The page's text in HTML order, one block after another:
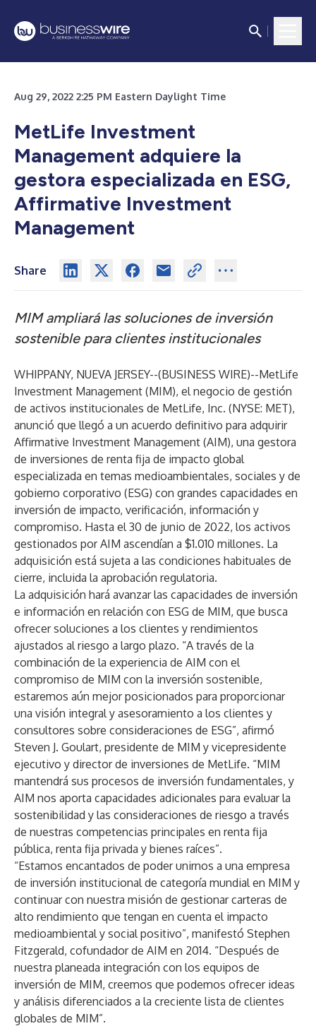
Aug 29, 2022 2:25 PM Eastern Daylight Time
MetLife Investment
Management adquiere la
gestora especializada en ESG,
Affirmative Investment
Management
Share
MIM ampliará las soluciones de inversión
sostenible para clientes institucionales
WHIPPANY, NUEVA JERSEY--(BUSINESS WIRE)--MetLife
Investment Management (MIM), el negocio de gestión
de activos institucionales de MetLife, Inc. (NYSE: MET),
anunció que llegó a un acuerdo definitivo para adquirir
Affirmative Investment Management (AIM), una gestora
de inversiones de renta fija de impacto global
especializada en temas medioambientales, sociales y de
gobierno corporativo (ESG) con grandes capacidades en
inversión de impacto, verificación, información y
compromiso. Hasta el 30 de junio de 2022, los activos
gestionados por AIM ascendían a $1.010 millones. La
adquisición está sujeta a las condiciones habituales de
cierre, incluida la aprobación regulatoria.
La adquisición hará avanzar las capacidades de inversión
e información en relación con ESG de MIM, que busca
ofrecer soluciones a los clientes y rendimientos
ajustados al riesgo a largo plazo. “A través de la
combinación de la experiencia de AIM con el
compromiso de MIM con la inversión sostenible,
estaremos aún mejor posicionados para proporcionar
una visión integral y asesoramiento a los clientes y
consultores sobre consideraciones de ESG”, afirmó
Steven J. Goulart, presidente de MIM y vicepresidente
ejecutivo y director de inversiones de MetLife. “MIM
mantendrá sus procesos de inversión fundamentales, y
AIM nos aporta capacidades adicionales para evaluar la
sostenibilidad y las consideraciones de riesgo a través
de nuestras competencias principales en renta fija
pública, renta fija privada y bienes raíces”.
“Estamos encantados de poder unirnos a una empresa
de inversión institucional de categoría mundial en MIM y
continuar con nuestra misión de gestionar carteras de
alto rendimiento que tengan en cuenta el impacto
medioambiental y social positivo”, manifestó Stephen
Fitzgerald, cofundador de AIM en 2014. “Después de
nuestra planeada integración con los equipos de
inversión de MIM, creemos que podemos ofrecer ideas
y análisis diferenciados a la creciente lista de clientes
globales de MIM”.